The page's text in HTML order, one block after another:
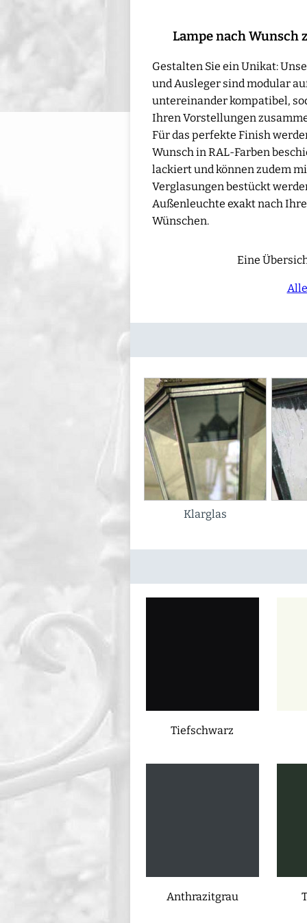
Lampe nach Wunsch
Gestalten Sie ein Unikat:
und Ausleger sind modular
untereinander kompatibel,
Ihren Vorstellungen
Für das perfekte Finish
Wunsch in RAL-Farben
lackiert und können zudem
Verglasungen bestückt
Außenleuchte exakt nach
Wünschen.
Eine
Klarglas
Tiefschwarz
Anthrazitgrau